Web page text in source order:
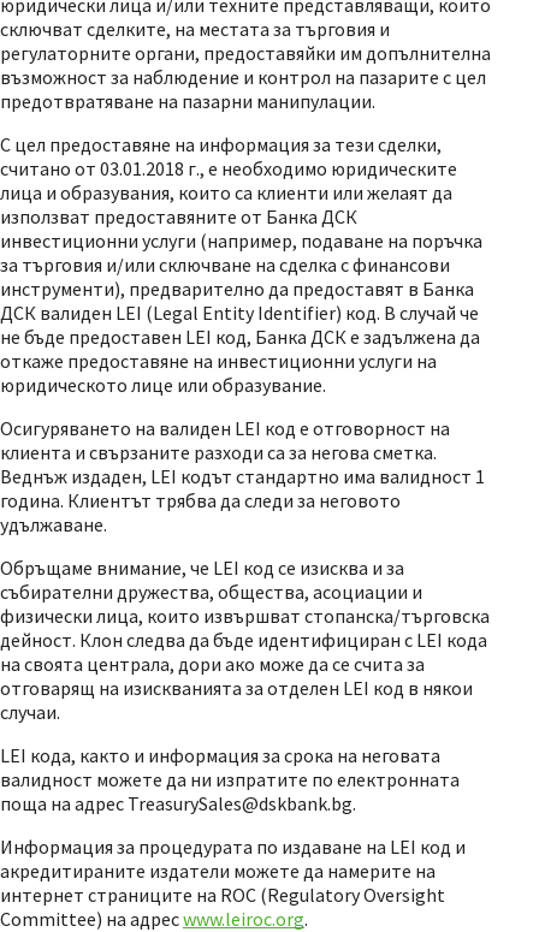
юридически лица и/или техните представляващи, които
сключват сделките, на местата за търговия и
регулаторните органи, предоставяйки им допълнителна
възможност за наблюдение и контрол на пазарите с цел
предотвратяване на пазарни манипулации.
С цел предоставяне на информация за тези сделки,
считано от 03.01.2018 г., е необходимо юридическите
лица и образувания, които са клиенти или желаят да
използват предоставяните от Банка ДСК
инвестиционни услуги (например, подаване на поръчка
за търговия и/или сключване на сделка с финансови
инструменти), предварително да предоставят в Банка
ДСК валиден LEI (Legal Entity Identifier) код. В случай че
не бъде предоставен LEI код, Банка ДСК е задължена да
откаже предоставяне на инвестиционни услуги на
юридическото лице или образувание.
Осигуряването на валиден LEI код е отговорност на
клиента и свързаните разходи са за негова сметка.
Веднъж издаден, LEI кодът стандартно има валидност 1
година. Клиентът трябва да следи за неговото
удължаване.
Обръщаме внимание, че LEI код се изисква и за
събирателни дружества, общества, асоциации и
физически лица, които извършват стопанска/търговска
дейност. Клон следва да бъде идентифициран с LEI кода
на своята централа, дори ако може да се счита за
отговарящ на изискванията за отделен LEI код в някои
случаи.
LEI кода, както и информация за срока на неговата
валидност можете да ни изпратите по електронната
поща на адрес TreasurySales@dskbank.bg.
Информация за процедурата по издаване на LEI код и
акредитираните издатели можете да намерите на
интернет страниците на ROC (Regulatory Oversight
Committee) на адресwww.leiroc.org.